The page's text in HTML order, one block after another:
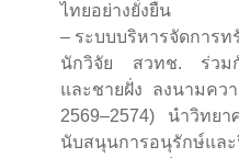
ไทยอย่างยั่งยืน
– ระบบบริหารจัดการท
นักวิจัย สวทช. ร่วมกั
และชายฝั่ง ลงนามคว
2569–2574) นำวิทยา
นับสนุนการอนุรักษ์แล